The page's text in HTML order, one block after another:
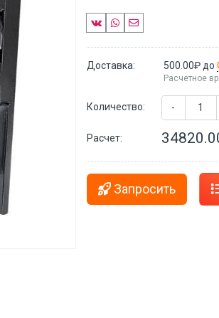
Доставка: 500.00₽ до
Расчетное
Количество: -
Расчет:
Запросить